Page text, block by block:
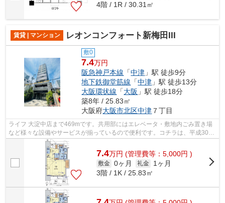
4階 / 1R / 30.31㎡
賃貸 | マンション レオンコンフォート新梅田III
敷0
7.4万円
阪急神戸本線 「中津 」駅 徒歩9分
地下鉄御堂筋線 「中津 」駅 徒歩13分
大阪環状線 「大阪 」駅 徒歩18分
築8年 / 25.83㎡
大阪府大阪市北区中津 ７丁目
ライフ 大淀中店まで469mです。共用部にはエレベータ・敷地内ごみ置き場
など様々な設備やサービスが揃っているので便利です。コチラは、平成30年
築の、多くの方に好評の物件となります...
7.4万円 (管理費等：5,000円 )
敷金 0ヶ月 礼金
1ヶ月
3階 / 1K / 25.83㎡